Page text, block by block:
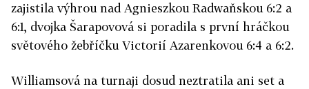
zajistila výhrou nad Agnieszkou Radwaňskou 6:2 a
6:1, dvojka Šarapovová si poradila s první hráčkou
světového žebříčku Victorií Azarenkovou 6:4 a 6:2.
Williamsová na turnaji dosud neztratila ani set a